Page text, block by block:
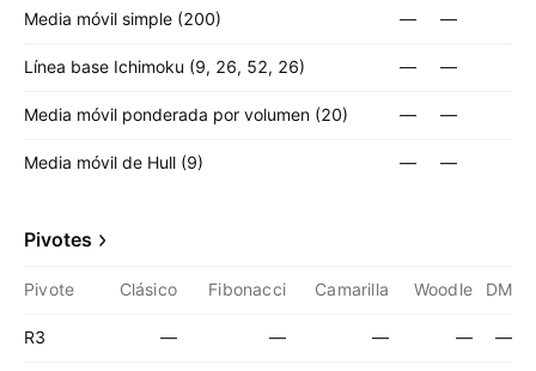
Media móvil simple (200) — —
Línea base Ichimoku (9, 26, 52, 26) — —
Media móvil ponderada por volumen (20) — —
Media móvil de Hull (9) — —
Pivotes
Pivote Clásico Fibonacci Camarilla Woodle DM
R3 — — — — —